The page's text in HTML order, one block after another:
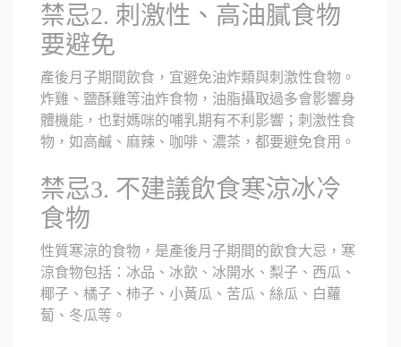
禁忌2. 刺激性、高油膩食物
要避免
產後月子期間飲食，宜避免油炸類與刺激性食物。
炸雞、鹽酥雞等油炸食物，油脂攝取過多會影響身
體機能，也對媽咪的哺乳期有不利影響；刺激性食
物，如高鹹、麻辣、咖啡、濃茶，都要避免食用。
禁忌3. 不建議飲食寒涼冰冷
食物
性質寒涼的食物，是產後月子期間的飲食大忌，寒
涼食物包括：冰品、冰飲、冰開水、梨子、西瓜、
椰子、橘子、柿子、小黃瓜、苦瓜、絲瓜、白蘿
蔔、冬瓜等。